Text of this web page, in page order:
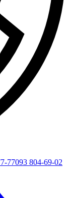
77093 804-69-02